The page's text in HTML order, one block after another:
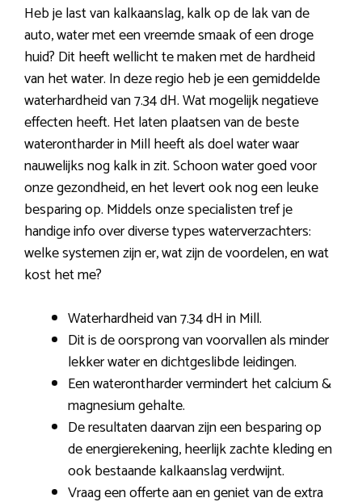
Heb je last van kalkaanslag, kalk op de lak van de
auto, water met een vreemde smaak of een droge
huid? Dit heeft wellicht te maken met de hardheid
van het water. In deze regio heb je een gemiddelde
waterhardheid van 7.34 dH. Wat mogelijk negatieve
effecten heeft. Het laten plaatsen van de beste
waterontharder in Mill heeft als doel water waar
nauwelijks nog kalk in zit. Schoon water goed voor
onze gezondheid, en het levert ook nog een leuke
besparing op. Middels onze specialisten tref je
handige info over diverse types waterverzachters:
welke systemen zijn er, wat zijn de voordelen, en wat
kost het me?
Waterhardheid van 7.34 dH in Mill.
Dit is de oorsprong van voorvallen als minder
lekker water en dichtgeslibde leidingen.
Een waterontharder vermindert het calcium &
magnesium gehalte.
De resultaten daarvan zijn een besparing op
de energierekening, heerlijk zachte kleding en
ook bestaande kalkaanslag verdwijnt.
Vraag een offerte aan en geniet van de extra